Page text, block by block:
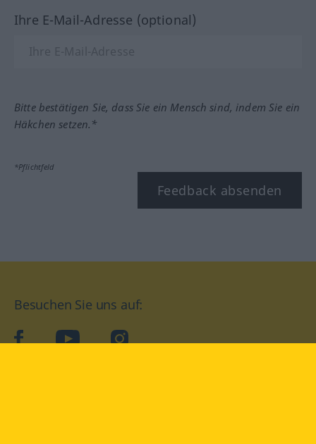
Ihre E-Mail-Adresse (optional)
Bitte bestätigen Sie, dass Sie ein Mensch sind, indem Sie ein
Häkchen setzen.*
*Pflichtfeld
Feedback absenden
Besuchen Sie uns auf:
facebookYouTube Instagram